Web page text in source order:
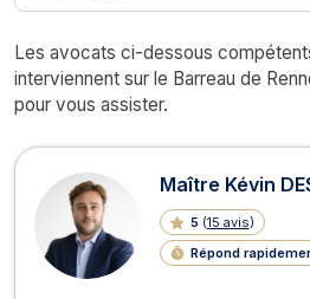
Les avocats ci-dessous
interviennent sur le Barreau de
pour vous assister.
Avocats en garde à
Maître Kévin
5 (15 avis)
Répond